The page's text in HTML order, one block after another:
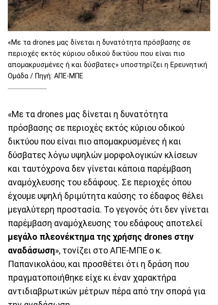
«Με τα drones μας δίνεται η δυνατότητα πρόσβασης σε
περιοχές εκτός κύριου οδικού δικτύου που είναι πιο
απομακρυσμένες ή και δύσβατες» υποστηρίζει η Ερευνητική
Ομάδα / Πηγή: ΑΠΕ-ΜΠΕ
«Με τα drones μας δίνεται η δυνατότητα
πρόσβασης σε περιοχές εκτός κύριου οδικού
δικτύου που είναι πιο απομακρυσμένες ή και
δύσβατες λόγω υψηλών μορφολογικών κλίσεων
και ταυτόχρονα δεν γίνεται κάποια παρέμβαση
αναμόχλευσης του εδάφους. Σε περιοχές όπου
έχουμε υψηλή δριμύτητα καύσης το έδαφος θέλει
μεγαλύτερη προστασία. Το γεγονός ότι δεν γίνεται
παρέμβαση αναμόχλευσης του εδάφους αποτελεί
μεγάλο πλεονέκτημα της χρήσης drones στην
αναδάσωση», τονίζει στο ΑΠΕ-ΜΠΕ ο κ.
Παπανικολάου, και προσθέτει ότι η δράση που
πραγματοποιήθηκε είχε κι έναν χαρακτήρα
αντιδιαβρωτικών μέτρων πέρα από την σπορά για